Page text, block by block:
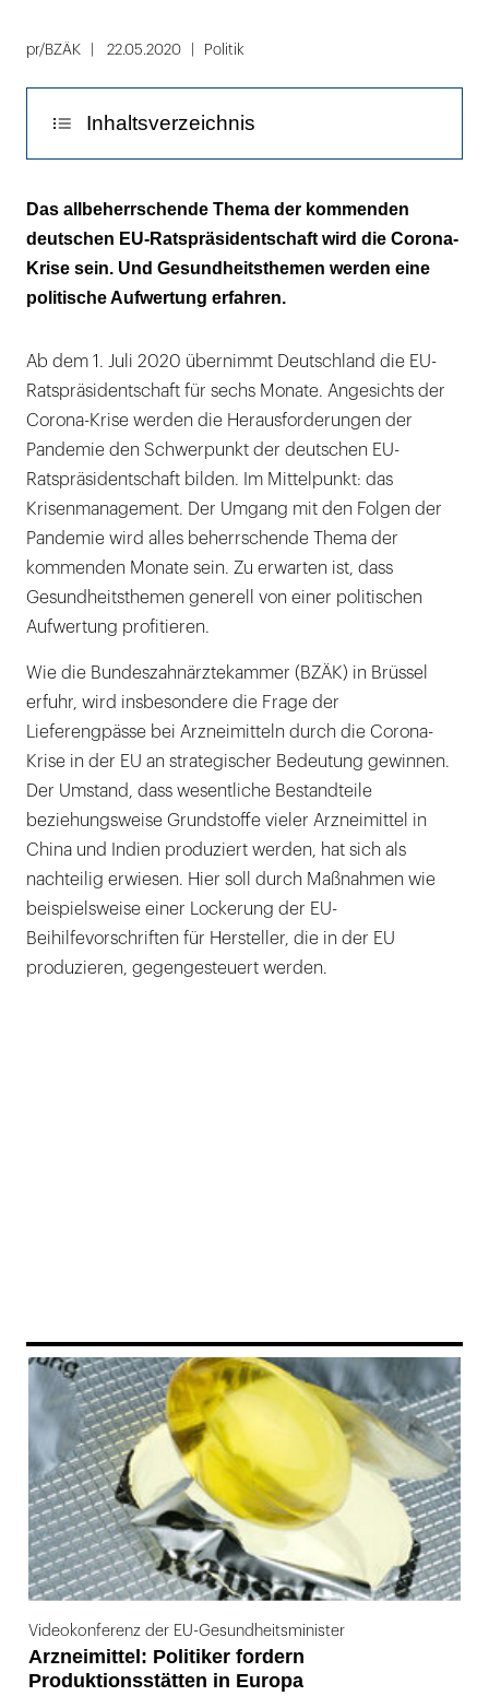
1pr/BZÄK 22.05.2020 Politik
Inhaltsverzeichnis
Künstliche Intelligenz und Gesundheit soll
vorerst geringere Rolle spielen
Das allbeherrschende Thema der kommenden
deutschen EU-Ratspräsidentschaft wird die Corona-
Krise sein. Und Gesundheitsthemen werden eine
politische Aufwertung erfahren.
Ab dem 1. Juli 2020 übernimmt Deutschland die EU-
Ratspräsidentschaft für sechs Monate. Angesichts der
Corona-Krise werden die Herausforderungen der
Pandemie den Schwerpunkt der deutschen EU-
Ratspräsidentschaft bilden. Im Mittelpunkt: das
Krisenmanagement. Der Umgang mit den Folgen der
Pandemie wird alles beherrschende Thema der
kommenden Monate sein. Zu erwarten ist, dass
Gesundheitsthemen generell von einer politischen
Aufwertung profitieren.
Wie die Bundeszahnärztekammer (BZÄK) in Brüssel
erfuhr, wird insbesondere die Frage der
Lieferengpässe bei Arzneimitteln durch die Corona-
Krise in der EU an strategischer Bedeutung gewinnen.
Der Umstand, dass wesentliche Bestandteile
beziehungsweise Grundstoffe vieler Arzneimittel in
China und Indien produziert werden, hat sich als
nachteilig erwiesen. Hier soll durch Maßnahmen wie
beispielsweise einer Lockerung der EU-
Beihilfevorschriften für Hersteller, die in der EU
produzieren, gegengesteuert werden.
169
Videokonferenz der EU-Gesundheitsminister
Arzneimittel: Politiker fordern
Produktionsstätten in Europa